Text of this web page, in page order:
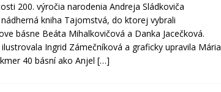
200. výročia narodenia Andreja Sládkoviča
kniha Tajomstvá, do ktorej vybrali
básne Beáta Mihalkovičová a Danka Jacečková.
Ingrid Zámečníková a graficky upravila Mária
40 básní ako Anjel […]